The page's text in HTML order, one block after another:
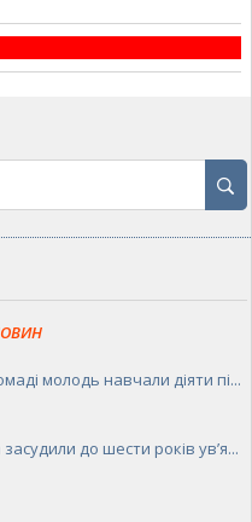
молодь навчали діяти пі...
засудили до шести років ув’я...